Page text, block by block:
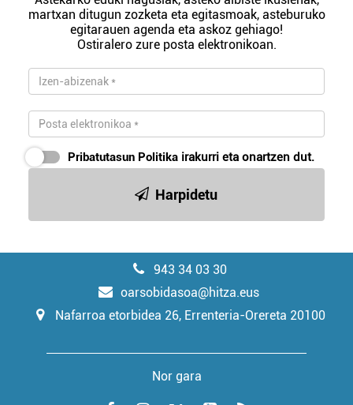
martxan ditugun zozketa eta egitasmoak, asteburuko
egitarauen agenda eta askoz gehiago!
Ostiralero zure posta elektronikoan.
Pribatutasun Politika irakurri eta onartzen dut.
Harpidetu
943 34 03 30
oarsobidasoa@hitza.eus
Nafarroa etorbidea 26, Errenteria-Orereta 20100
Nor gara